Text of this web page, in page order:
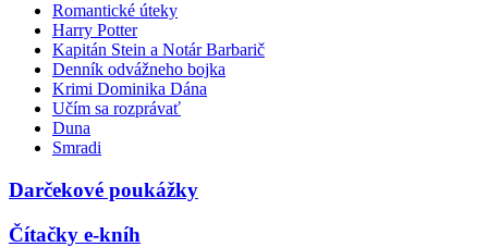
Romantické úteky
Harry Potter
Kapitán Stein a Notár Barbarič
Denník odvážneho bojka
Krimi Dominika Dána
Učím sa rozprávať
Duna
Smradi
Darčekové poukážky
Čítačky e-kníh